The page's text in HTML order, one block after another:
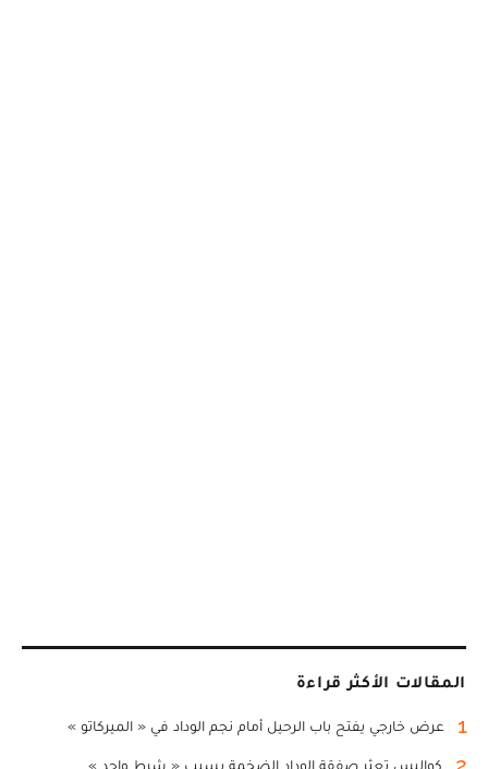
المقالات الأكثر قراءة
1 عرض خارجي يفتح باب الرحيل أمام نجم الوداد في « الميركاتو »
كواليس تعثر صفقة الوداد الضخمة بسبب « شرط واحد »